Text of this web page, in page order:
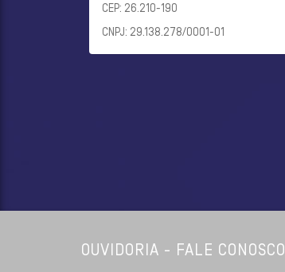
CEP: 26.210-190
CNPJ: 29.138.278/0001-01
OUVIDORIA - FALE CONOSCO